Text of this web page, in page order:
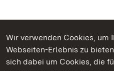
Wir verwenden Cookies, um
Webseiten-Erlebnis zu
sich dabei um Cookies, die
Kommen. Staunen.